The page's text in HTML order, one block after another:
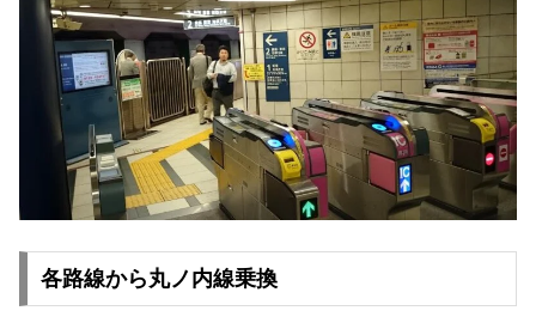
各路線から丸ノ内線乗換